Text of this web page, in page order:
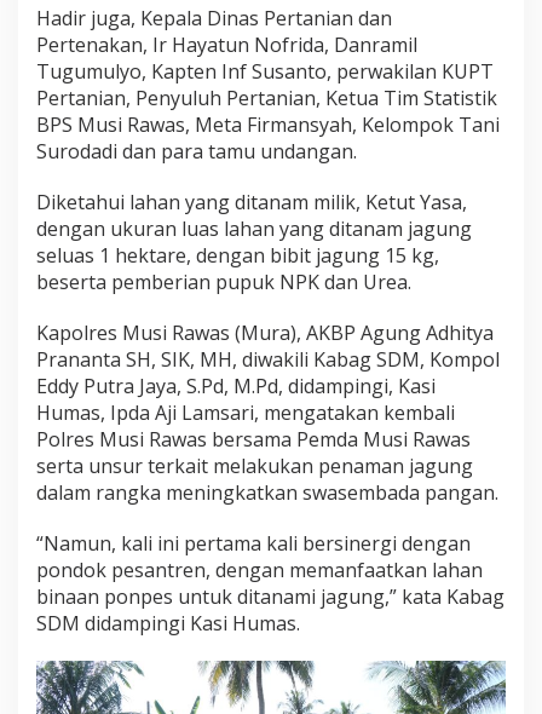
a
g
u
n
g
Hadir juga, Kepala Dinas Pertanian dan
Pertenakan, Ir Hayatun Nofrida, Danramil
Tugumulyo, Kapten Inf Susanto, perwakilan KUPT
Pertanian, Penyuluh Pertanian, Ketua Tim Statistik
BPS Musi Rawas, Meta Firmansyah, Kelompok Tani
Surodadi dan para tamu undangan.
Diketahui lahan yang ditanam milik, Ketut Yasa,
dengan ukuran luas lahan yang ditanam jagung
seluas 1 hektare, dengan bibit jagung 15 kg,
beserta pemberian pupuk NPK dan Urea.
Kapolres Musi Rawas (Mura), AKBP Agung Adhitya
Prananta SH, SIK, MH, diwakili Kabag SDM, Kompol
Eddy Putra Jaya, S.Pd, M.Pd, didampingi, Kasi
Humas, Ipda Aji Lamsari, mengatakan kembali
Polres Musi Rawas bersama Pemda Musi Rawas
serta unsur terkait melakukan penaman jagung
dalam rangka meningkatkan swasembada pangan.
“Namun, kali ini pertama kali bersinergi dengan
pondok pesantren, dengan memanfaatkan lahan
binaan ponpes untuk ditanami jagung,” kata Kabag
SDM didampingi Kasi Humas.